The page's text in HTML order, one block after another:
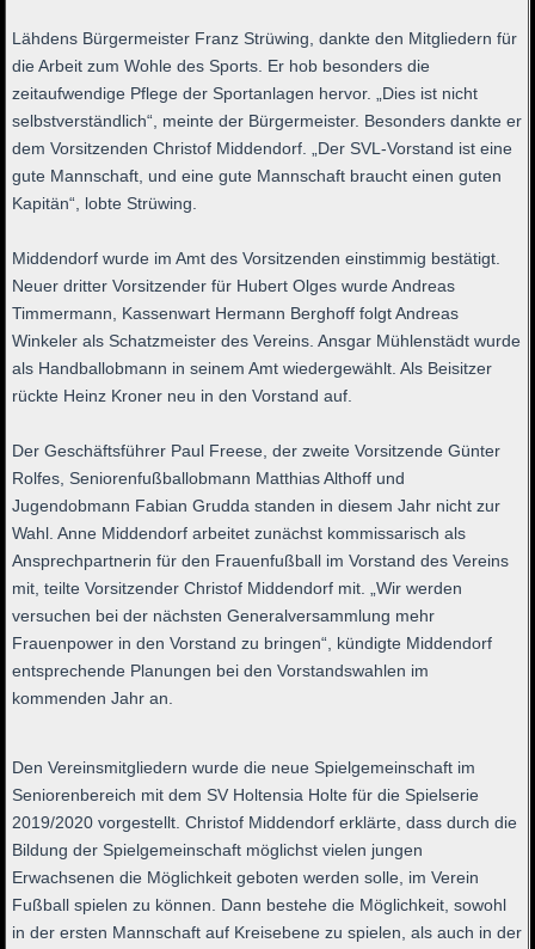
Lähdens Bürgermeister Franz Strüwing, dankte den Mitgliedern für
die Arbeit zum Wohle des Sports. Er hob besonders die
zeitaufwendige Pflege der Sportanlagen hervor. „Dies ist nicht
selbstverständlich“, meinte der Bürgermeister. Besonders dankte er
dem Vorsitzenden Christof Middendorf. „Der SVL-Vorstand ist eine
gute Mannschaft, und eine gute Mannschaft braucht einen guten
Kapitän“, lobte Strüwing.
Middendorf wurde im Amt des Vorsitzenden einstimmig bestätigt.
Neuer dritter Vorsitzender für Hubert Olges wurde Andreas
Timmermann, Kassenwart Hermann Berghoff folgt Andreas
Winkeler als Schatzmeister des Vereins. Ansgar Mühlenstädt wurde
als Handballobmann in seinem Amt wiedergewählt. Als Beisitzer
rückte Heinz Kroner neu in den Vorstand auf.
Der Geschäftsführer Paul Freese, der zweite Vorsitzende Günter
Rolfes, Seniorenfußballobmann Matthias Althoff und
Jugendobmann Fabian Grudda standen in diesem Jahr nicht zur
Wahl. Anne Middendorf arbeitet zunächst kommissarisch als
Ansprechpartnerin für den Frauenfußball im Vorstand des Vereins
mit, teilte Vorsitzender Christof Middendorf mit. „Wir werden
versuchen bei der nächsten Generalversammlung mehr
Frauenpower in den Vorstand zu bringen“, kündigte Middendorf
entsprechende Planungen bei den Vorstandswahlen im
kommenden Jahr an.
Den Vereinsmitgliedern wurde die neue Spielgemeinschaft im
Seniorenbereich mit dem SV Holtensia Holte für die Spielserie
2019/2020 vorgestellt. Christof Middendorf erklärte, dass durch die
Bildung der Spielgemeinschaft möglichst vielen jungen
Erwachsenen die Möglichkeit geboten werden solle, im Verein
Fußball spielen zu können. Dann bestehe die Möglichkeit, sowohl
in der ersten Mannschaft auf Kreisebene zu spielen, als auch in der